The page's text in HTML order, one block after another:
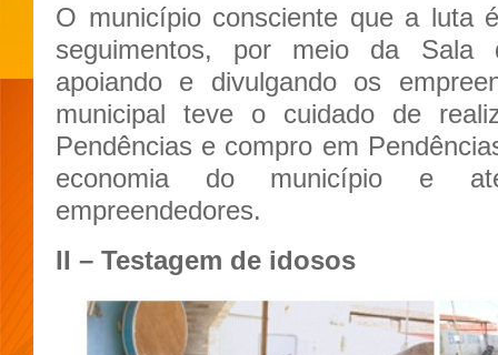
O município consciente que a luta
seguimentos, por meio da Sala
apoiando e divulgando os
municipal teve o cuidado de
Pendências e compro em
economia do município e
empreendedores.
II – Testagem de idosos